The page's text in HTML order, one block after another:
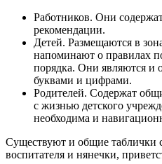
Работников. Они
рекомендации.
Детей. Размещаются в
напоминают о правилах
порядка. Они являются и
буквами и цифрами.
Родителей. Содержат
с жизнью детского
необходима и
Существуют и общие
воспитателя и нянечки,